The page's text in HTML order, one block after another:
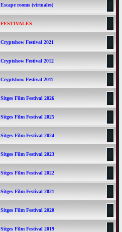
Escape rooms (virtuales)
FESTIVALES
Cryptshow Festival 2021
Cryptshow Festival 2012
Cryptshow Festival 2011
Sitges Film Festival 2026
Sitges Film Festival 2025
Sitges Film Festival 2024
Sitges Film Festival 2023
Sitges Film Festival 2022
Sitges Film Festival 2021
Sitges Film Festival 2020
Sitges Film Festival 2019